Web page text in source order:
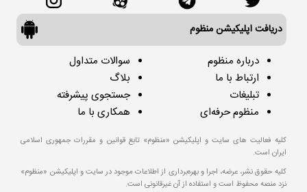
دریافت اپلیکیشن منظوم
درباره منظوم
ارتباط با ما
تبلیغات
منظوم حرفه‌ای
سوالات متداول
بلاگ
جستجوی پیشرفته
همکاری با ما
کلیه فعالیت های سایت و اپلیکیشن «منظوم» تابع قوانین و مقررات جمهوری اسلامی
ایران است.
کلیه حقوق نشر، عرضه، اجرا و بهره‌برداری از اطلاعات موجود در سایت و اپلیکیشن «منظوم»
نزد منصه محفوظ است و استفاده از آن غیرقانونی است.